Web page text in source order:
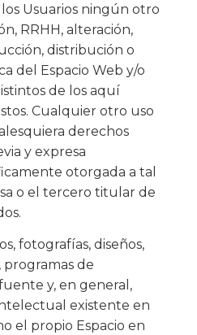
Usuarios ningún otro
RRHH, alteración,
distribución o
del Espacio Web y/o
de los aquí
Cualquier otro uso
derechos
y expresa
otorgada a tal
o el tercero titular de
fotografías, diseños,
programas de
y, en general,
existente en
el propio Espacio en